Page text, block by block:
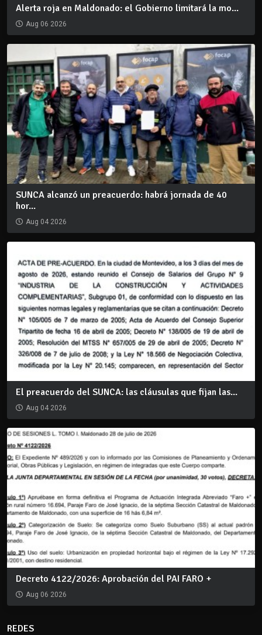
Alerta roja en Maldonado: el Gobierno limitará la mo...
Aug 06 2026
SUNCA alcanzó un preacuerdo: habrá jornada de 40
hor...
Aug 04 2026
El preacuerdo del SUNCA: las cláusulas que fijan las...
Aug 04 2026
Decreto 4122/2026: Aprobación del PAI FARO +
Aug 06 2026
REDES